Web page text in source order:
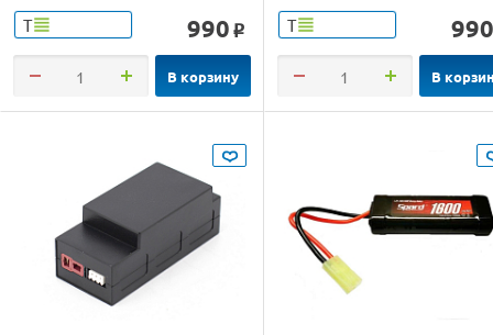
Т 990 o
В корзину
Т 990
В